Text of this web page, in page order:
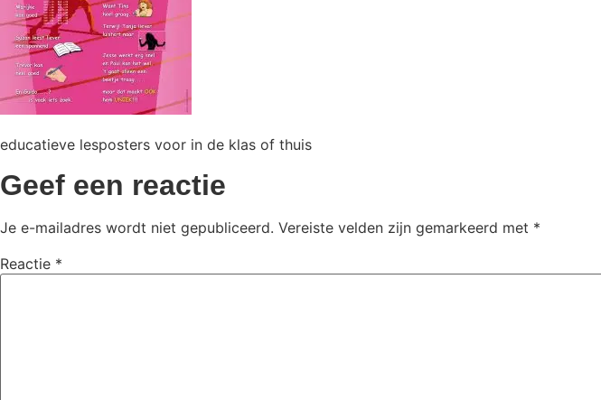
educatieve lesposters voor in de klas of thuis
Geef een reactie
Je e-mailadres wordt niet gepubliceerd. Vereiste velden zijn gemarkeerd met *
Reactie *